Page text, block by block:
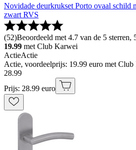
Novidade deurkrukset Porto ovaal schild
zwart RVS
(52)Beoordeeld met 4.7 van de 5 sterren,
19.99 met Club Karwei
ActieActie
Actie, voordeelprijs: 19.99 euro met
28.99
Prijs: 28.99 euro